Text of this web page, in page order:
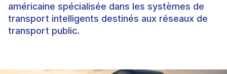
américaine spécialisée dans les systèmes de
transport intelligents destinés aux réseaux de
transport public.